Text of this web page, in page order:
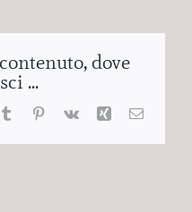
dove
...
TumblrPinterest
Vk Xing Email